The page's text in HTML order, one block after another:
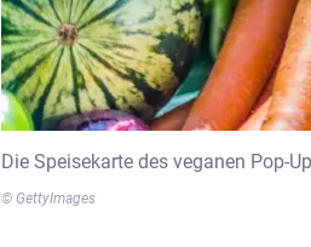
Die Speisekarte des veganen Pop-
© GettyImages